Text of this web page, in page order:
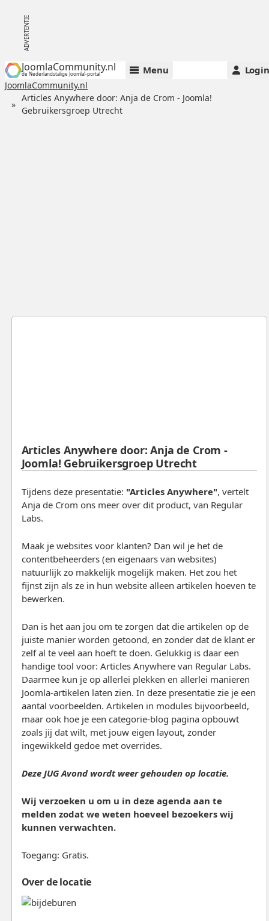
JoomlaCommunity.nl
de Nederlandstalige Joomla!-portal Menu Login
JoomlaCommunity.nl
Articles Anywhere door: Anja de Crom - Joomla!
Gebruikersgroep Utrecht
Articles Anywhere door: Anja de Crom -
Joomla! Gebruikersgroep Utrecht
Tijdens deze presentatie: "Articles Anywhere", vertelt
Anja de Crom ons meer over dit product, van Regular
Labs.
Maak je websites voor klanten? Dan wil je het de
contentbeheerders (en eigenaars van websites)
natuurlijk zo makkelijk mogelijk maken. Het zou het
fijnst zijn als ze in hun website alleen artikelen hoeven te
bewerken.
Dan is het aan jou om te zorgen dat die artikelen op de
juiste manier worden getoond, en zonder dat de klant er
zelf al te veel aan hoeft te doen. Gelukkig is daar een
handige tool voor: Articles Anywhere van Regular Labs.
Daarmee kun je op allerlei plekken en allerlei manieren
Joomla-artikelen laten zien. In deze presentatie zie je een
aantal voorbeelden. Artikelen in modules bijvoorbeeld,
maar ook hoe je een categorie-blog pagina opbouwt
zoals jij dat wilt, met jouw eigen layout, zonder
ingewikkeld gedoe met overrides.
Deze JUG Avond wordt weer gehouden op locatie.
Wij verzoeken u om u in deze agenda aan te
melden zodat we weten hoeveel bezoekers wij
kunnen verwachten.
Toegang: Gratis.
Over de locatie